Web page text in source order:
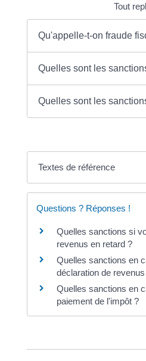
Tout
Qu'appelle-t-on fraude
Quelles sont les
Quelles sont les
Textes de référence
Questions ? Réponses !
Quelles sanctions si
revenus en retard ?
Quelles sanctions en
déclaration de
Quelles sanctions en
paiement de l'impôt ?